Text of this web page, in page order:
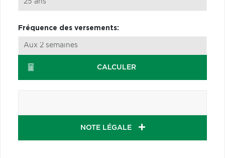
Fréquence des versements:
CALCULER
NOTE LÉGALE